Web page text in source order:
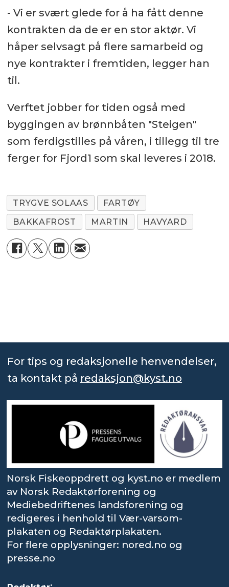
- Vi er svært glede for å ha fått denne
kontrakten da de er en stor aktør. Vi
håper selvsagt på flere samarbeid og
nye kontrakter i fremtiden, legger han
til.
Verftet jobber for tiden også med
byggingen av brønnbåten "Steigen"
som ferdigstilles på våren, i tillegg til tre
ferger for Fjord1 som skal leveres i 2018.
TRYGVE SOLAAS
FARTØY
BAKKAFROST
MARTIN HAVYARD
For tips og redaksjonelle henvendelser,
ta kontakt på redaksjon@kyst.no
Norsk Fiskeoppdrett og kyst.no er medlem
av Norsk Redaktørforening og
Mediebedriftenes landsforening og
redigeres i henhold til Vær-varsom-
plakaten og Redaktørplakaten.
For flere opplysninger: nored.no og
presse.no